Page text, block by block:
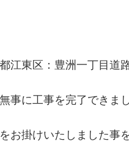
江東区：豊洲一丁目
事に工事を完了できまし
お掛けいたしました事